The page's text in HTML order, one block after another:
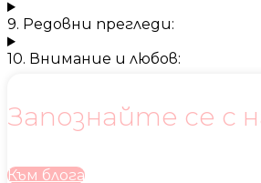
9. Редовни прегледи:
10. Внимание и любов:
Запознайте се с
Към блога